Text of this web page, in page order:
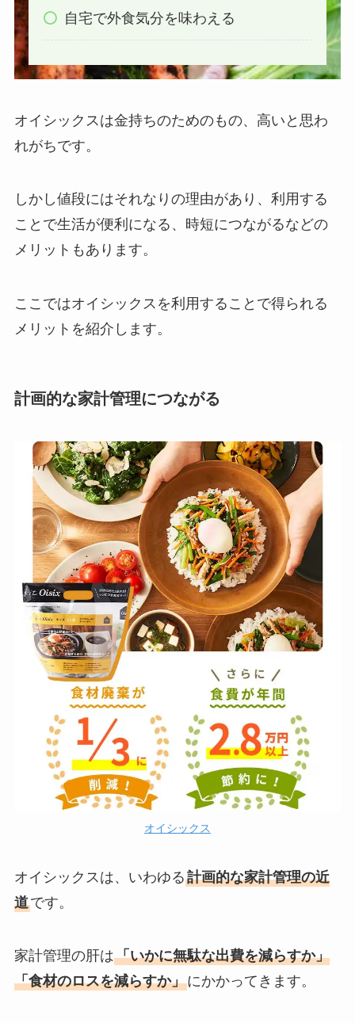
自宅で外食気分を味わえる
オイシックスは金持ちのためのもの、高いと思わ
れがちです。
しかし値段にはそれなりの理由があり、利用する
ことで生活が便利になる、時短につながるなどの
メリットもあります。
ここではオイシックスを利用することで得られる
メリットを紹介します。
計画的な家計管理につながる
オイシックス
オイシックスは、いわゆる計画的な家計管理の近
道です。
家計管理の肝は「いかに無駄な出費を減らすか」
「食材のロスを減らすか」にかかってきます。